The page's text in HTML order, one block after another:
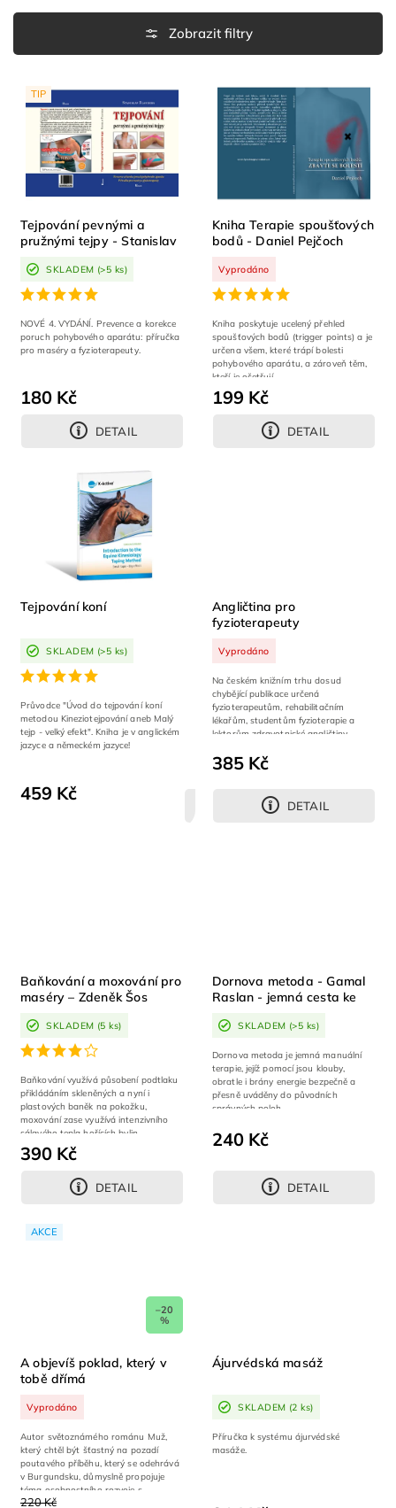
Doporučujeme
Nejprodávanější
Abecedně
TIP
Tejpování pevnými a
pružnými tejpy - Stanislav
SKLADEM (>5 ks)
180 Kč
DETAIL
NOVÉ 4. VYDÁNÍ. Prevence a korekce
poruch pohybového aparátu: příručka
pro maséry a fyzioterapeuty.
Kniha Terapie spoušťových
bodů - Daniel Pejčoch
Vyprodáno
199 Kč
DETAIL
Kniha poskytuje ucelený přehled
spoušťových bodů (trigger points) a je
určena všem, které trápí bolesti
pohybového aparátu, a zároveň těm,
kteří je ošetřují.
Tejpování koní
SKLADEM (>5 ks)
459 Kč
DETAIL
Průvodce "Úvod do tejpování koní
metodou Kineziotejpování aneb Malý
tejp - velký efekt". Kniha je v anglickém
jazyce a německém jazyce!
Angličtina pro
fyzioterapeuty
Vyprodáno
385 Kč
DETAIL
Na českém knižním trhu dosud
chybějící publikace určená
fyzioterapeutům, rehabilitačním
lékařům, studentům fyzioterapie a
lektorům zdravotnické angličtiny.
Baňkování a moxování pro
maséry – Zdeněk Šos
SKLADEM (5 ks)
390 Kč
DETAIL
Baňkování využívá působení podtlaku
přikládáním skleněných a nyní i
plastových baněk na pokožku,
moxování zase využívá intenzivního
sálavého tepla hořících bylin,
především...
Dornova metoda - Gamal
Raslan - jemná cesta ke
SKLADEM (>5 ks)
240 Kč
DETAIL
Dornova metoda je jemná manuální
terapie, jejíž pomocí jsou klouby,
obratle i brány energie bezpečně a
přesně uváděny do původních
správných poloh.
AKCE
–20
%
A objevíš poklad, který v
tobě dřímá
Vyprodáno
220 Kč
Autor světoznámého románu Muž,
který chtěl být šťastný na pozadí
poutavého příběhu, který se odehrává
v Burgundsku, důmyslně propojuje
téma osobnostního rozvoje s
duchovním...
Ájurvédská masáž
SKLADEM (2 ks)
Příručka k systému ájurvédské
masáže.